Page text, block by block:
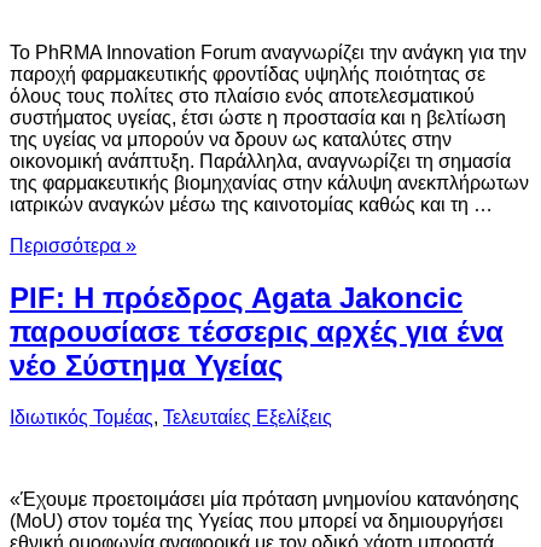
Το PhRMA Innovation Forum αναγνωρίζει την ανάγκη για την
παροχή φαρμακευτικής φροντίδας υψηλής ποιότητας σε
όλους τους πολίτες στο πλαίσιο ενός αποτελεσματικού
συστήματος υγείας, έτσι ώστε η προστασία και η βελτίωση
της υγείας να μπορούν να δρουν ως καταλύτες στην
οικονομική ανάπτυξη. Παράλληλα, αναγνωρίζει τη σημασία
της φαρμακευτικής βιομηχανίας στην κάλυψη ανεκπλήρωτων
ιατρικών αναγκών μέσω της καινοτομίας καθώς και τη …
Περισσότερα »
PIF: Η πρόεδρος Agata Jakoncic
παρουσίασε τέσσερις αρχές για ένα
νέο Σύστημα Υγείας
Ιδιωτικός Τομέας, Τελευταίες Εξελίξεις
«Έχουμε προετοιμάσει μία πρόταση μνημονίου κατανόησης
(MoU) στον τομέα της Υγείας που μπορεί να δημιουργήσει
εθνική ομοφωνία αναφορικά με τον οδικό χάρτη μπροστά